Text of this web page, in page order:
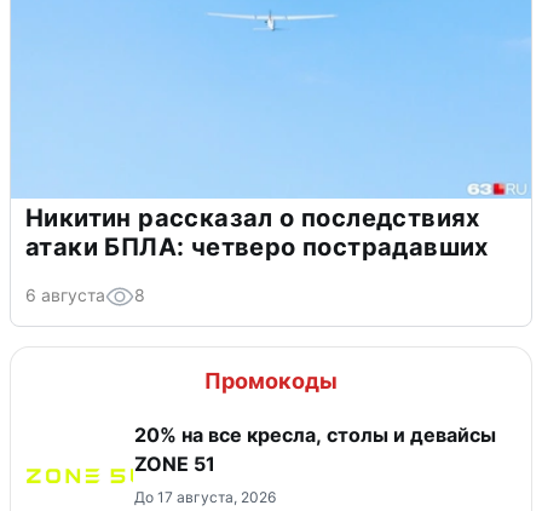
Никитин рассказал о последствиях
атаки БПЛА: четверо пострадавших
6 августа 8
Промокоды
20% на все кресла, столы и девайсы
ZONE 51
До 17 августа, 2026